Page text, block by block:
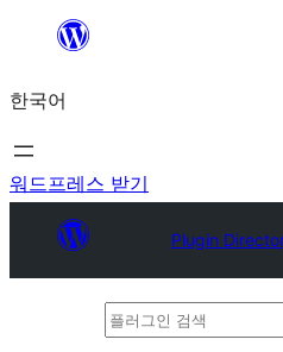
츠
로
바
기
한국어
워드프레스 받기
Plugin
플